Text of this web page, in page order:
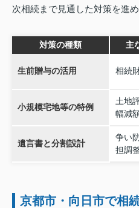
次相続まで見通した対策を進
対策の種類 主
生前贈与の活用 相続
小規模宅地等の特例
土地
幅減
遺言書と分割設計
争い
担調
京都市・向日市で相